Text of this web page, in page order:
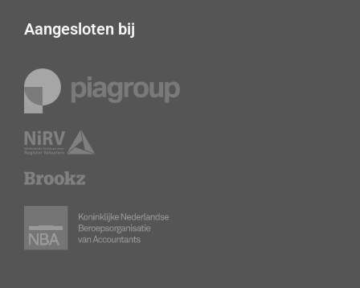
Aangesloten bij